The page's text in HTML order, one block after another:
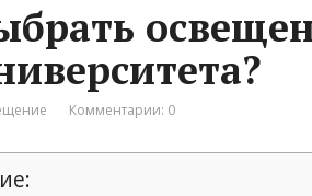
Комментарии: 0